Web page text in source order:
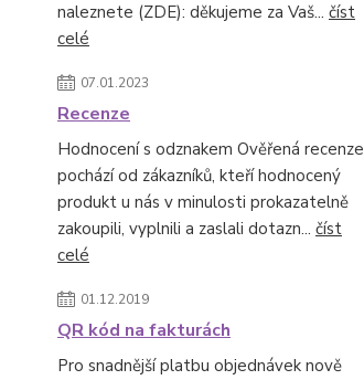
naleznete (ZDE): děkujeme za Vaš... číst
celé
07.01.2023
Recenze
Hodnocení s odznakem Ověřená recenze
pochází od zákazníků, kteří hodnocený
produkt u nás v minulosti prokazatelně
zakoupili, vyplnili a zaslali dotazn... číst
celé
01.12.2019
QR kód na fakturách
Pro snadnější platbu objednávek nově